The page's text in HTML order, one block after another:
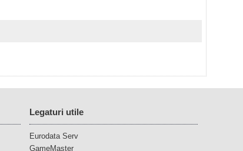
Legaturi utile
Eurodata Serv
GameMaster